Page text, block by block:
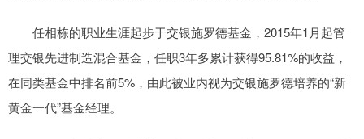
任相栋的职业生涯起步于交银施罗德基金，2015年1月起管
理交银先进制造混合基金，任职3年多累计获得95.81%的收益，
在同类基金中排名前5%，由此被业内视为交银施罗德培养的“新
黄金一代”基金经理。